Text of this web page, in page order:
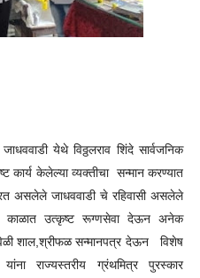
येथे विठ्ठलराव शिंदे सार्वजनिक
कार्य केलेल्या व्यक्तीचा सन्मान करण्यात
असलेले जाधववाडी चे रहिवासी असलेले
काळात उत्कृष्ट रूग्णसेवा देऊन अनेक
शाल,श्रीफळ सन्मानपत्र देऊन विशेष
राज्यस्तरीय ग्रंथमित्र पुरस्कार